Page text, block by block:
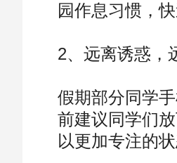
园作息习惯，
2、远离诱惑，
假期部分同学
前建议同学们
以更加专注的